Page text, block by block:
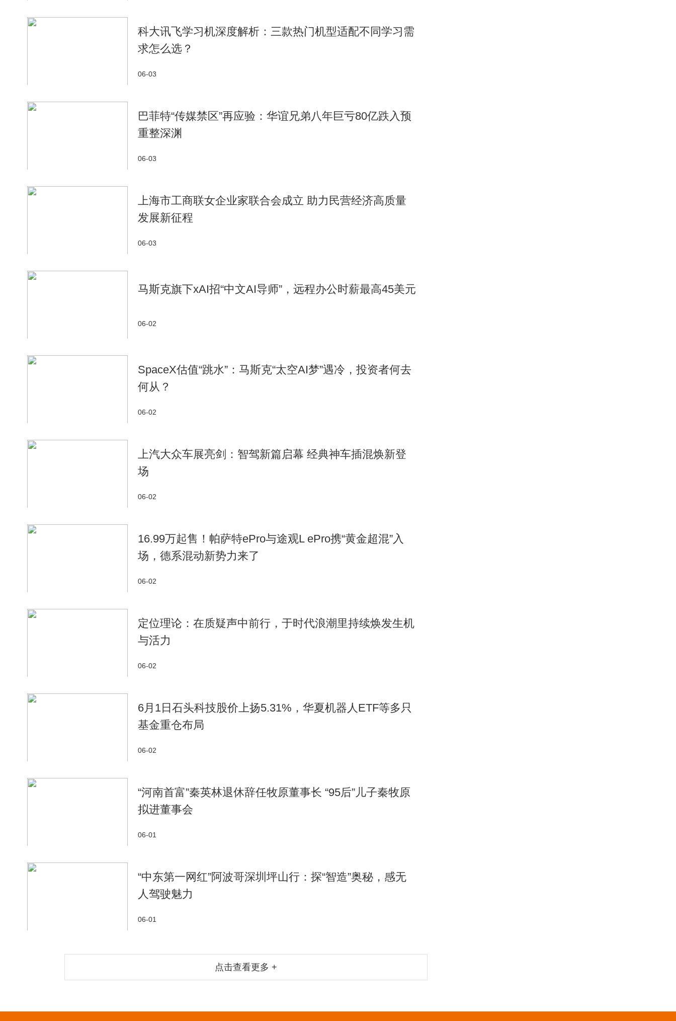
科大讯飞学习机深度解析：三款热门机型适配不同学习需
求怎么选？
06-03
巴菲特“传媒禁区”再应验：华谊兄弟八年巨亏80亿跌入预
重整深渊
06-03
上海市工商联女企业家联合会成立 助力民营经济高质量
发展新征程
06-03
马斯克旗下xAI招“中文AI导师”，远程办公时薪最高45美元
06-02
SpaceX估值“跳水”：马斯克“太空AI梦”遇冷，投资者何去
何从？
06-02
上汽大众车展亮剑：智驾新篇启幕 经典神车插混焕新登
场
06-02
16.99万起售！帕萨特ePro与途观L ePro携“黄金超混”入
场，德系混动新势力来了
06-02
定位理论：在质疑声中前行，于时代浪潮里持续焕发生机
与活力
06-02
6月1日石头科技股价上扬5.31%，华夏机器人ETF等多只
基金重仓布局
06-02
“河南首富”秦英林退休辞任牧原董事长 “95后”儿子秦牧原
拟进董事会
06-01
“中东第一网红”阿波哥深圳坪山行：探“智造”奥秘，感无
人驾驶魅力
06-01
点击查看更多 +